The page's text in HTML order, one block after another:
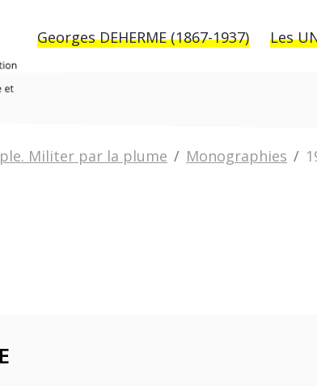
Georges DEHERME (1867-1937)
Les
Militer par la plume Monographies